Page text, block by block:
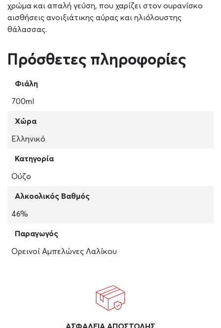
χρώμα και απαλή γεύση, που χαρίζει στον ουρανίσκο
αισθήσεις ανοιξιάτικης αύρας και ηλιόλουστης
θάλασσας.
Πρόσθετες πληροφορίες
Φιάλη
700ml
Χώρα
Ελληνικό
Κατηγορία
Ούζο
Αλκοολικός Βαθμός
46%
Παραγωγός
Ορεινοί Αμπελώνες Λαλίκου
ΑΣΦAΛΕΙΑ ΑΠΟΣΤΟΛΗΣ